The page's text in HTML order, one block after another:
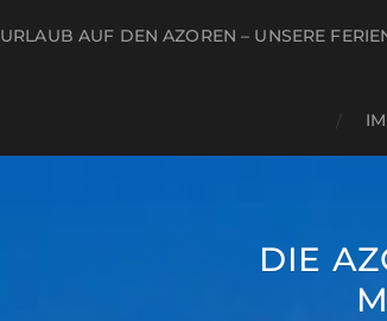
URLAUB AUF DEN AZOREN – UNSERE
DIE